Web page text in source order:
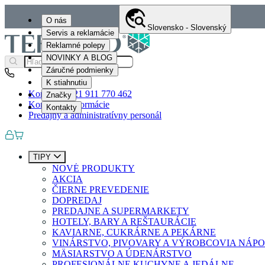
O nás
Servis a reklamácie
Reklamné polepy
NOVINKY A BLOG
Záručné podmienky
K stiahnutiu
Značky
Kontakty
Slovensko - Slovenský
Kontakty+421 911 770 462
Kontaktné informácie
Predajný a administratívny personál
TIPY
NOVÉ PRODUKTY
AKCIA
ČIERNE PREVEDENIE
DOPREDAJ
PREDAJNE A SUPERMARKETY
HOTELY, BARY A REŠTAURÁCIE
KAVIARNE, CUKRÁRNE A PEKÁRNE
VINÁRSTVO, PIVOVARY A VÝROBCOVIA
MÄSIARSTVO A ÚDENÁRSTVO